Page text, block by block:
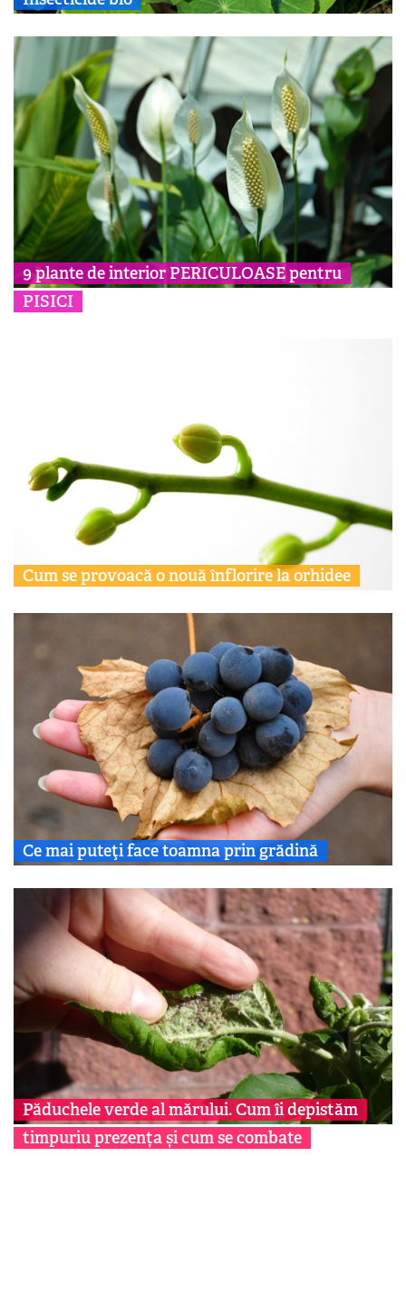
9 plante de interior PERICULOASE pentru
PISICI
Cum se provoacă o nouă înflorire la orhidee
Ce mai puteţi face toamna prin grădină
Păduchele verde al mărului. Cum îi depistăm
timpuriu prezența și cum se combate